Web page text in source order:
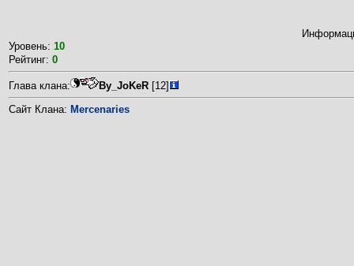
Уровень: 10
Рейтинг: 0
Глава клана: By_JoKeR [12]
Сайт Клана: Mercenaries